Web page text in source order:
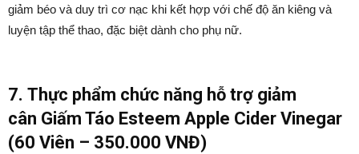
giảm béo và duy trì cơ nạc khi kết hợp với chế độ ăn kiêng và
luyện tập thể thao, đặc biệt dành cho phụ nữ.
7. Thực phẩm chức năng hỗ trợ giảm
cân Giấm Táo Esteem Apple Cider Vinegar
(60 Viên – 350.000 VNĐ)